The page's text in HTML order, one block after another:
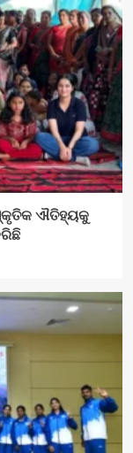
ଐତିହ୍ୟକୁ